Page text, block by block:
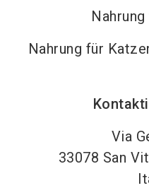
Nahrung für
Via
33078 San